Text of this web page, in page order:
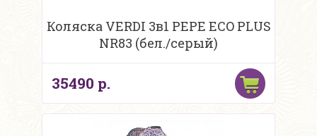
Коляска VERDI 3в1 PEPE ECO PLUS
NR83 (бел./серый)
35490 р.